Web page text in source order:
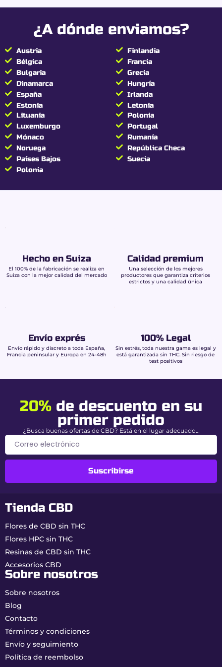
resina de CBD con 0,00
% de THC garantizado
Cada lote de Strawberry Kush Buddy Boo es
analizado por un laboratorio independiente que
certifica:
THC estrictamente nulo (0,00%)
Conformidad total con la legislación francesa
Ningún efecto psicoactivo ni riesgo de test
positivo
Dato importante:
La ausencia total de THC
reduce considerablemente el riesgo de test
salival positivo.
Extracción avanzada y
pureza y potencia:
Extracción por CO₂ supercrítico:obtención
Reintroducción de terpenos naturales:
fidelidad aromática a fresa y kush.
Análisis de laboratorio independiente (COA):
Características de la
resina Strawberry
Kush 50 % CBD
Tipo
Resina CBD sin THC (Broad
Spectrum)
CBD
50 % (Potencia máxima)
Nivel de
THC
Textura Densa, resinosa y maleable
Aromas Floral, fresa y limón
Kush 50 % en Buddy Boo?
Concentración extrema:
una relajación máxima.
0,00 % THC real:
día.
¿A dónde enviamos?
Austria
Bélgica
Bulgaria
Dinamarca
España
Estonia
Finlandia
Francia
Grecia
Hungría
Irlanda
Letonia
Lituania
Luxemburgo
Mónaco
Noruega
Países Bajos
Polonia
Polonia
Portugal
Rumanía
República Checa
Suecia
Hecho en Suiza
El 100% de la fabricación se realiza en
Suiza con la mejor calidad del mercado
Calidad premium
Una selección de los mejores
productores que garantiza criterios
estrictos y una calidad única
Envío exprés
Envío rápido y discreto a toda España,
Francia peninsular y Europa en 24-48h
100% Legal
Sin estrés, toda nuestra gama es legal y
está garantizada sin THC. Sin riesgo de
test positivos
20% de descuento en su
primer pedido
¿Busca buenas ofertas de CBD? Está en el lugar adecuado…
Suscribirse
Tienda CBD
Flores de CBD sin THC
Flores HPC sin THC
Resinas de CBD sin THC
Accesorios CBD
Sobre nosotros
Sobre nosotros
Blog
Contacto
Términos y condiciones
Envío y seguimiento
Política de reembolso